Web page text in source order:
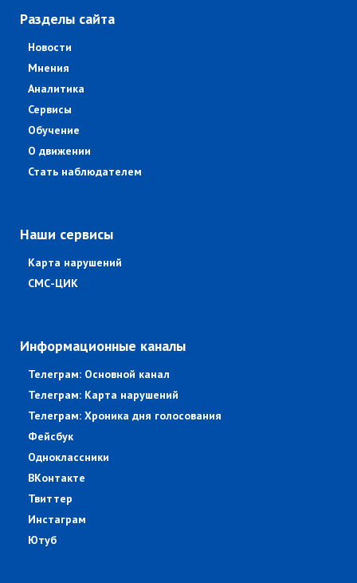
Разделы сайта
Новости
Мнения
Аналитика
Сервисы
Обучение
О движении
Стать наблюдателем
Наши сервисы
Карта нарушений
СМС-ЦИК
Информационные каналы
Телеграм: Основной канал
Телеграм: Карта нарушений
Телеграм: Хроника дня голосования
Фейсбук
Одноклассники
ВКонтакте
Твиттер
Инстаграм
Ютуб